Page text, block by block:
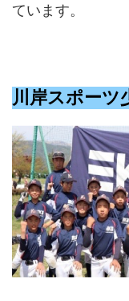
ています。
川岸スポーツ